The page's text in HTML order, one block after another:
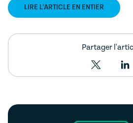
LIRE L'ARTICLE EN ENTIER
Partager